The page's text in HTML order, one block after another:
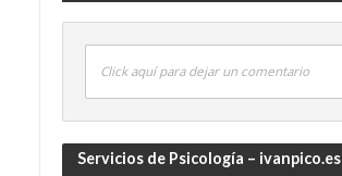
Click aquí para dejar un comentario
Servicios de Psicología – ivanpico.es